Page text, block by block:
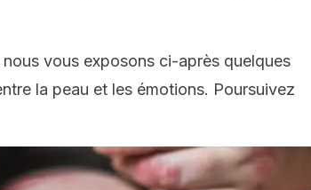
nous vous exposons ci-après quelques
la peau et les émotions. Poursuivez